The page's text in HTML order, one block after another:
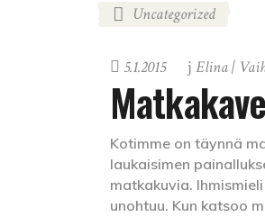
Uncategorized
5.1.2015 Elina |
Kotimme on täynnä
laukaisimen
matkakuvia.
unohtuu. Kun katsoo